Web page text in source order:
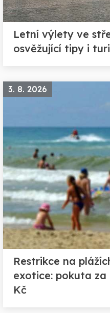
Letní výlety ve
osvěžující tipy i
3. 8. 2026
Restrikce na
exotice: pokuta
Kč